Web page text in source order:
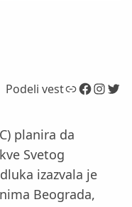
Podeli vestLink Facebook InstagramTwitter
planira da
Svetog
izazvala je
Beograda,